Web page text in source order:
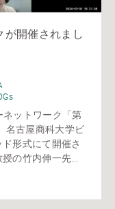
が開催されまし
ットワーク「第
名古屋商科大学ビ
形式にて開催さ
の竹内伸一先...